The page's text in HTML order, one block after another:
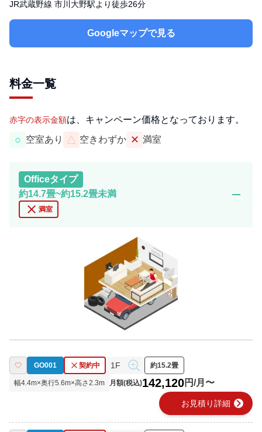
JR武蔵野線 市川大野駅より徒歩26分
Googleマップで見る
料金一覧
赤字の表示金額は、キャンペーン価格となっております。
○ 空室あり △ 空きわずか ✕ 満室
Officeタイプ
約14.7畳~約15.2畳未満
close 満室
remove
GO001 契約中 1F 約15.2畳
幅4.4m×奥行5.6m×高さ2.3m 月額(税込)142,120円/月〜
お見積り詳細 chevron_right